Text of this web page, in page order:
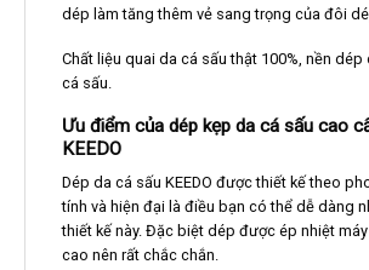
dép làm tăng thêm vẻ sang trọng của đôi
Chất liệu quai da cá sấu thật 100%, nền dép
cá sấu.
Ưu điểm của dép kẹp da cá sấu cao
KEEDO
Dép da cá sấu KEEDO được thiết kế theo
tính và hiện đại là điều bạn có thể dễ dàng
thiết kế này. Đặc biệt dép được ép nhiệt
cao nên rất chắc chắn.